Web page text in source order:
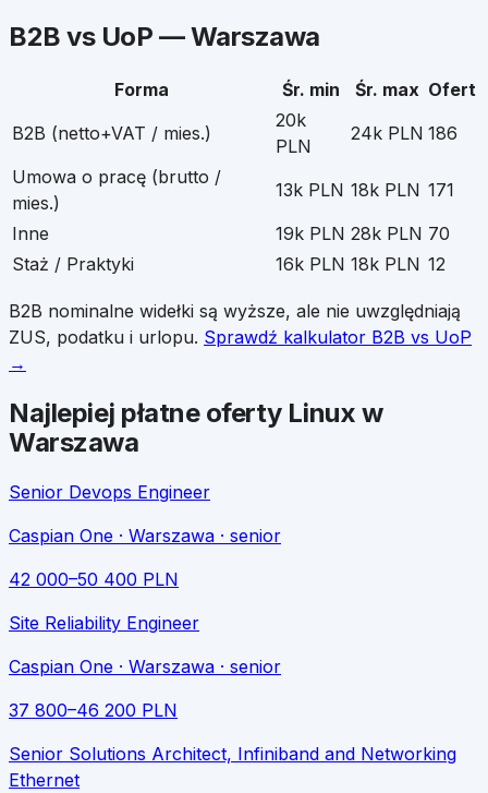
B2B vs UoP —Warszawa
Forma Śr. min Śr. max Ofert
B2B (netto+VAT / mies.)
20k
PLN
24k PLN 186
Umowa o pracę (brutto /
mies.)
13k PLN 18k PLN 171
Inne
19k PLN 28k PLN 70
Staż / Praktyki
16k PLN 18k PLN 12
B2B nominalne widełki są wyższe, ale nie uwzględniają
ZUS, podatku i urlopu. Sprawdź kalkulator B2B vs UoP
→
Najlepiej płatne oferty Linux w
Warszawa
Senior Devops Engineer
Caspian One · Warszawa · senior
42 000–50 400 PLN
Site Reliability Engineer
Caspian One · Warszawa · senior
37 800–46 200 PLN
Senior Solutions Architect, Infiniband and Networking
Ethernet